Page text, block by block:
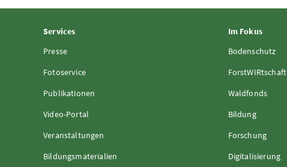
Services
Presse
Fotoservice
Publikationen
Video-Portal
Veranstaltungen
Bildungsmaterialien
Im Fokus
Bodenschutz
ForstWIRtschaft
Waldfonds
Bildung
Forschung
Digitalisierung